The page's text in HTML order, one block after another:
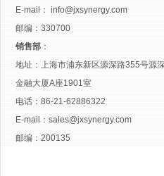
E-mail： info@jxsynergy.com
邮编：330700
销售部 ：
地址：上海市浦东新区源深路355号源
金融大厦A座1901室
电话：86-21-62886322
E-mail： sales@jxsynergy.com
邮编：200135